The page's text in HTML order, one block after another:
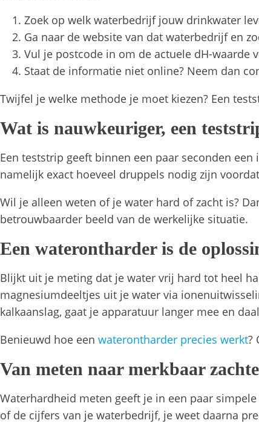
Zoek op welk waterbedrijf jouw drinkwater
Ga naar de website van dat waterbedrijf en
Vul je postcode in om de actuele dH-waarde
Staat de informatie niet online? Neem dan
Twijfel je welke methode je moet kiezen? Een
Wat is nauwkeuriger, een
Een teststrip geeft binnen een paar seconden
namelijk exact hoeveel druppels nodig zijn
Wil je alleen weten of je water hard of zacht is?
betrouwbaarder beeld van de werkelijke situatie.
Een waterontharder is de
Blijkt uit je meting dat je water vrij hard tot heel
magnesiumdeeltjes uit je water via
kalkaanslag, gaat je apparatuur langer mee en
Benieuwd hoe een waterontharder precies werkt?
Van meten naar merkbaar
Waterhardheid meten geeft je in een paar
of de cijfers van je waterbedrijf, je weet daarna